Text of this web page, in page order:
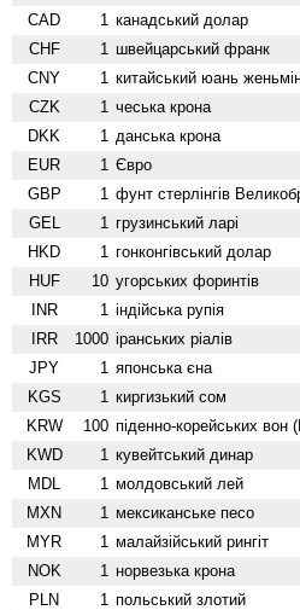
CAD 1 канадський долар
CHF 1 швейцарський франк
CNY 1 китайський юань
CZK 1 чеська крона
DKK 1 данська крона
EUR 1 Євро
GBP 1 фунт стерлінгів
GEL 1 грузинський ларі
HKD 1 гонконгівський долар
HUF 10 угорських форинтів
INR 1 індійська рупія
IRR 1000 іранських ріалів
JPY 1 японська єна
KGS 1 киргизький сом
KRW 100 піденно-корейських вон
KWD 1 кувейтський динар
MDL 1 молдовський лей
MXN 1 мексиканське песо
MYR 1 малайзійський рингіт
NOK 1 норвезька крона
PLN 1 польський злотий